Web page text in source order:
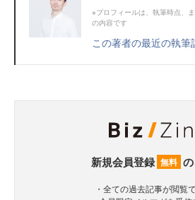
※プロフィールは、執筆時点、
の内容です
この著者の最近の執筆
新規会員登録 無料
・全ての過去記事が閲覧